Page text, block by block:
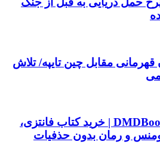
و صنعتی زیر قیمت بازار؛
با بهترین قیمت تهیه کنیم؟
تجهیزات جوشکاری، کیفیت
باکیفیت بخریم؟ راهنمای